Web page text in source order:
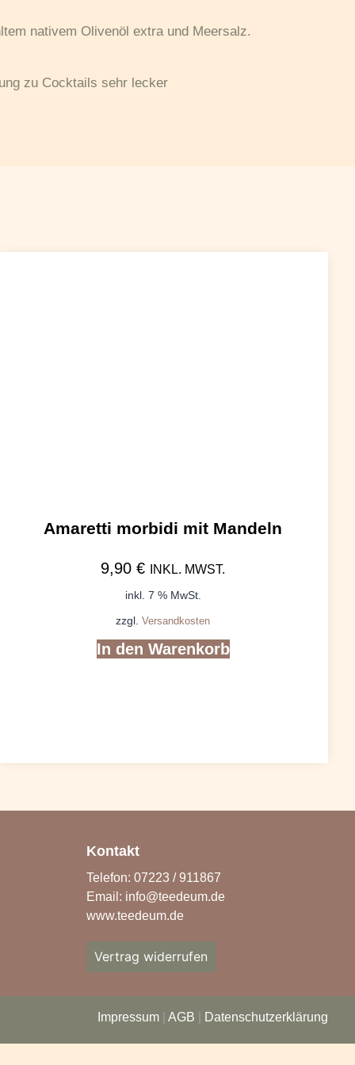
nativem Olivenöl extra und Meersalz.
zu Cocktails sehr lecker
Amaretti morbidi mit Mandeln
9,90€ INKL. MWST.
inkl. 7 % MwSt.
zzgl.Versandkosten
In den Warenkorb
Kontakt
Telefon: 07223 / 911867
Email: info@teedeum.de
www.teedeum.de
Vertrag widerrufen
Impressum| AGB Datenschutzerklärung